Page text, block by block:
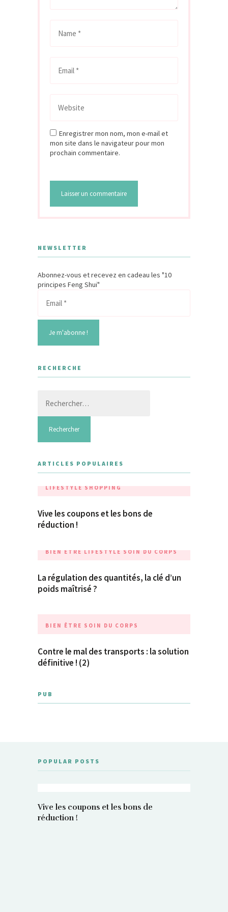
Enregistrer mon nom, mon e-mail et
mon site dans le navigateur pour mon
prochain commentaire.
NEWSLETTER
Abonnez-vous et recevez en cadeau les "10
principes Feng Shui"
RECHERCHE
ARTICLES POPULAIRES
LIFESTYLE SHOPPING
Vive les coupons et les bons de
réduction !
BIEN ÊTRE LIFESTYLE SOIN DU CORPS
La régulation des quantités, la clé d’un
poids maîtrisé ?
BIEN ÊTRE SOIN DU CORPS
Contre le mal des transports : la solution
définitive ! (2)
PUB
POPULAR POSTS
Vive les coupons et les bons de
réduction !